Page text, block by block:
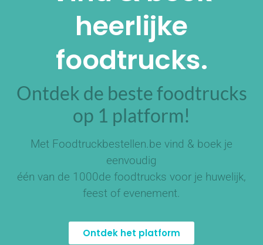
heerlijke
foodtrucks.
Ontdek de beste foodtrucks
op 1 platform!
Met Foodtruckbestellen.be vind & boek je
eenvoudig
één van de 1000de foodtrucks voor je huwelijk,
feest of evenement.
Ontdek het platform